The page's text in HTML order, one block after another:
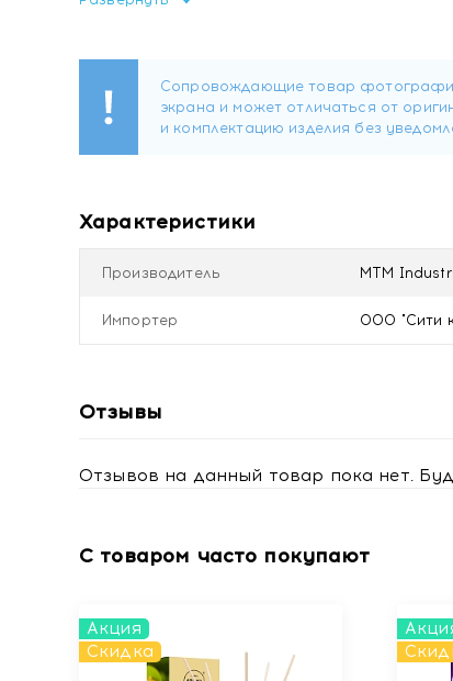
Характеристики
Производитель MTM
Импортер ООО "Сити
Отзывы
Отзывов на данный товар пока нет.
С товаром часто покупают
Акция
Скидка